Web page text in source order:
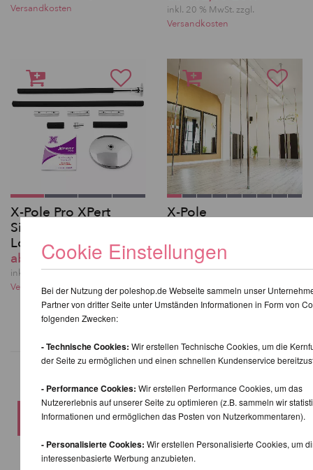
Versandkosten
inkl. 20 % MwSt. zzgl.
Versandkosten
X-Pole Pro XPert
Silikon Pole mit X-
Lock PX45SNBLK
ab 462,86 EUR
inkl. 20 % MwSt. zzgl.
Versandkosten
X-Pole
für Extra hohe Decken
bis 4,5m
ab 695,80 EUR
inkl. 20 % MwSt. zzgl.
Versandkosten
WEITERE PRODUKTE
DERSELBEN MARKE
Cookie Einstellungen
Bei der Nutzung der poleshop.de Webseite sammeln unser
Partner von dritter Seite unter Umständen Informationen in Form von
folgenden Zwecken:
- Technische Cookies: Wir erstellen Technische Cookies, um die
der Seite zu ermöglichen und einen schnellen Kundenservice
- Performance Cookies: Wir erstellen Performance Cookies, um das
Nutzererlebnis auf unserer Seite zu optimieren (z.B. sammeln wir
Informationen und ermöglichen das Posten von Nutzerkommentaren).
- Personalisierte Cookies: Wir erstellen Personalisierte Cookies, um
interessenbasierte Werbung anzubieten.